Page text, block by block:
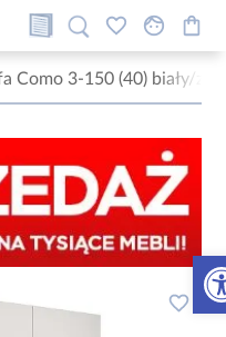
Como 3-150 (40) biały/